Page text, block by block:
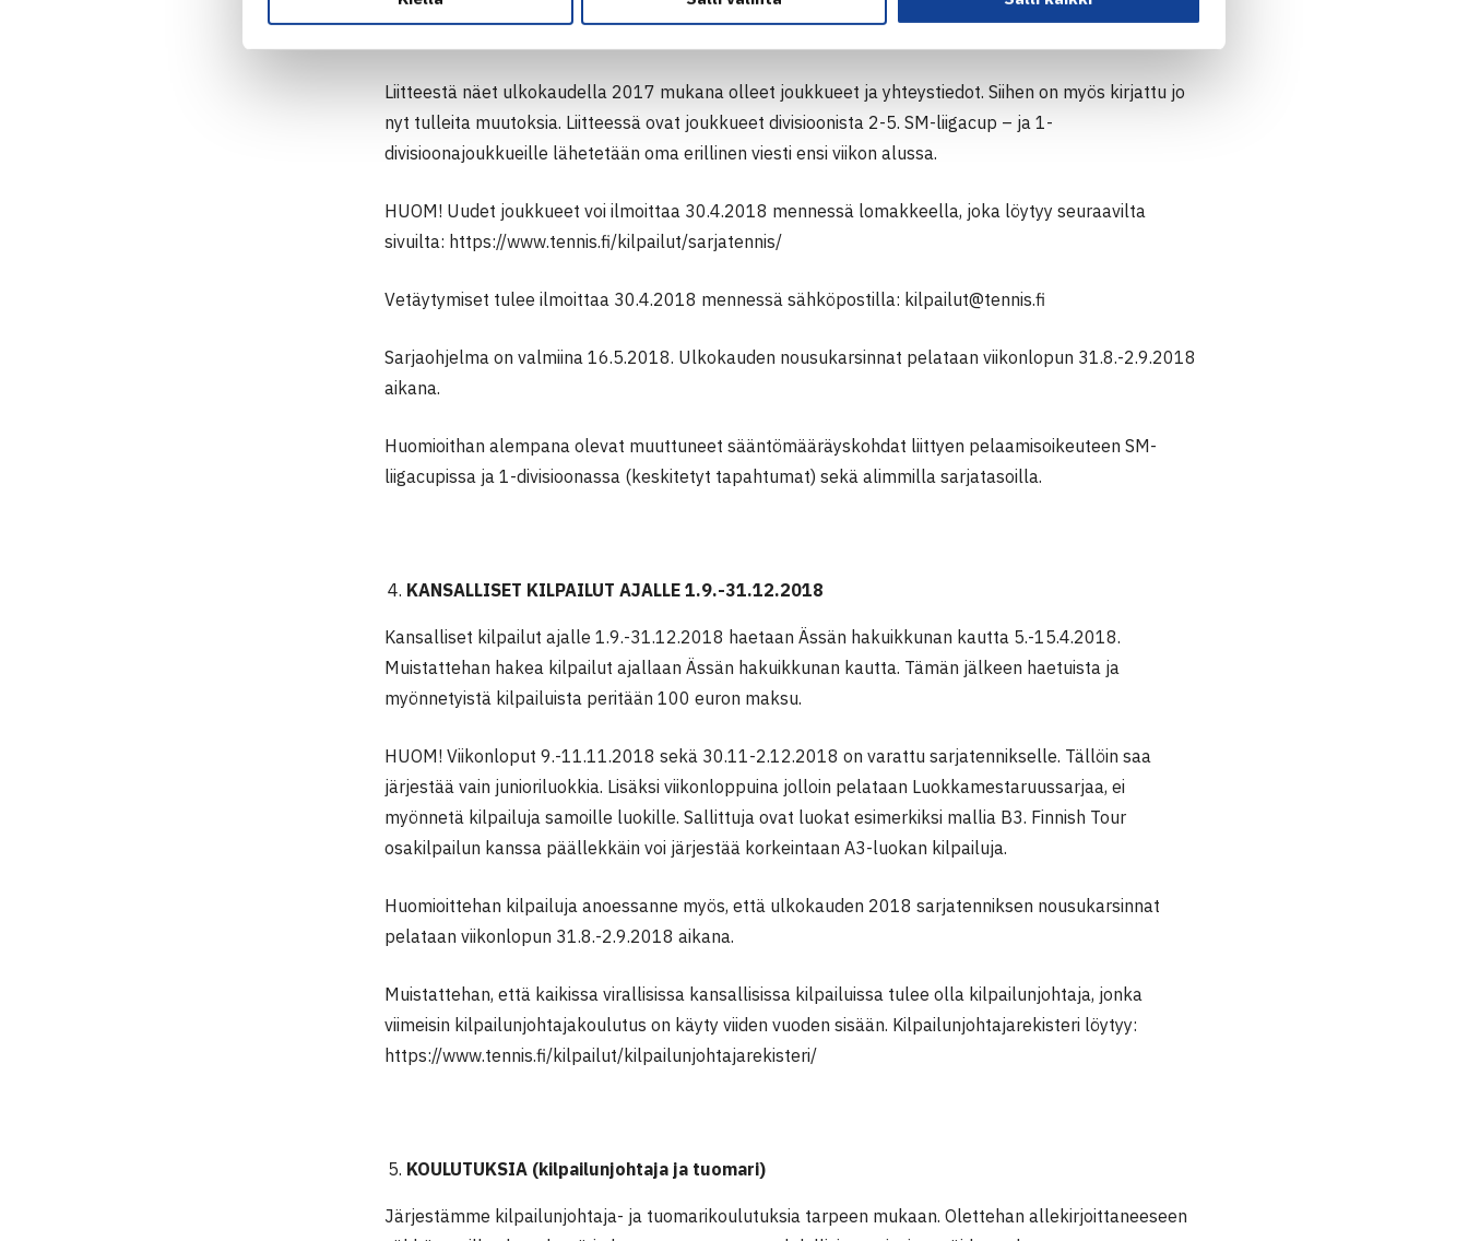
Liitteestä näet ulkokaudella 2017 mukana olleet joukkueet ja yhteystiedot. Siihen on myös kirjattu jo
nyt tulleita muutoksia. Liitteessä ovat joukkueet divisioonista 2-5. SM-liigacup – ja 1-
divisioonajoukkueille lähetetään oma erillinen viesti ensi viikon alussa.
HUOM! Uudet joukkueet voi ilmoittaa 30.4.2018 mennessä lomakkeella, joka löytyy seuraavilta
sivuilta: https://www.tennis.fi/kilpailut/sarjatennis/
Vetäytymiset tulee ilmoittaa 30.4.2018 mennessä sähköpostilla: kilpailut@tennis.fi
Sarjaohjelma on valmiina 16.5.2018. Ulkokauden nousukarsinnat pelataan viikonlopun 31.8.-2.9.2018
aikana.
Huomioithan alempana olevat muuttuneet sääntömääräyskohdat liittyen pelaamisoikeuteen SM-
liigacupissa ja 1-divisioonassa (keskitetyt tapahtumat) sekä alimmilla sarjatasoilla.
KANSALLISET KILPAILUT AJALLE 1.9.-31.12.2018
Kansalliset kilpailut ajalle 1.9.-31.12.2018 haetaan Ässän hakuikkunan kautta 5.-15.4.2018.
Muistattehan hakea kilpailut ajallaan Ässän hakuikkunan kautta. Tämän jälkeen haetuista ja
myönnetyistä kilpailuista peritään 100 euron maksu.
HUOM! Viikonloput 9.-11.11.2018 sekä 30.11-2.12.2018 on varattu sarjatennikselle. Tällöin saa
järjestää vain junioriluokkia. Lisäksi viikonloppuina jolloin pelataan Luokkamestaruussarjaa, ei
myönnetä kilpailuja samoille luokille. Sallittuja ovat luokat esimerkiksi mallia B3. Finnish Tour
osakilpailun kanssa päällekkäin voi järjestää korkeintaan A3-luokan kilpailuja.
Huomioittehan kilpailuja anoessanne myös, että ulkokauden 2018 sarjatenniksen nousukarsinnat
pelataan viikonlopun 31.8.-2.9.2018 aikana.
Muistattehan, että kaikissa virallisissa kansallisissa kilpailuissa tulee olla kilpailunjohtaja, jonka
viimeisin kilpailunjohtajakoulutus on käyty viiden vuoden sisään. Kilpailunjohtajarekisteri löytyy:
https://www.tennis.fi/kilpailut/kilpailunjohtajarekisteri/
KOULUTUKSIA (kilpailunjohtaja ja tuomari)
Järjestämme kilpailunjohtaja- ja tuomarikoulutuksia tarpeen mukaan. Olettehan allekirjoittaneeseen